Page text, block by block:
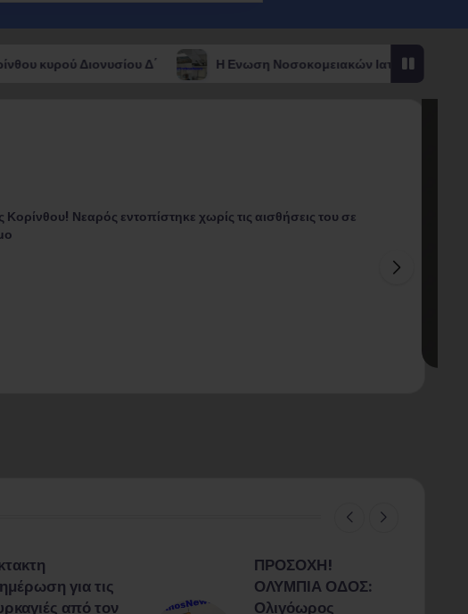
Η Ενωση Νοσοκομειακών Ιατρών του Νοσοκομείου Κορίνθου για
Νεαρός εντοπίστηκε χωρίς τις αισθήσεις του σε
για τις
από τον
ΠΡΟΣΟΧΗ!
ΟΛΥΜΠΙΑ ΟΔΟΣ:
Ολιγόωρος